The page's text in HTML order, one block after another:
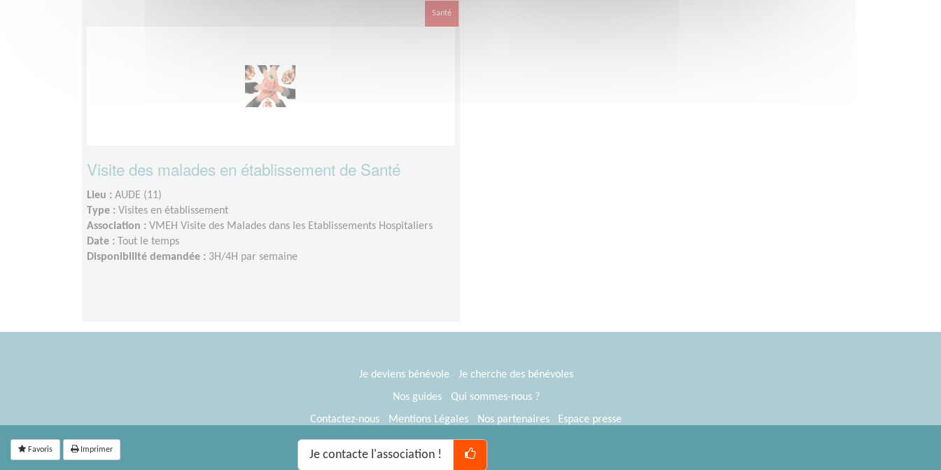
Santé
Visite des malades en établissement de Santé
Lieu : AUDE (11)
Type : Visites en établissement
Association : VMEH Visite des Malades dans les Etablissements Hospitaliers
Date :
Tout le temps
Disponibilité demandée : 3H/4H par semaine
Favoris Imprimer Je contacte l'association !
Je deviens bénévole
Je cherche des bénévoles
Nos guides
Qui sommes-nous ?
Contactez-nous
Mentions Légales Nos partenaires
Espace presse
® Tous Bénévoles 2012-2026